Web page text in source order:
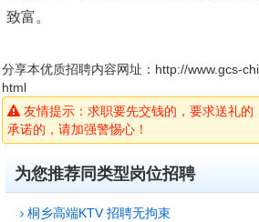
致富。
分享本优质招聘内容网址： http://www.gcs-
html
友情提示：求职要先交钱的，要求送礼
承诺的，请加强警惕心！
为您推荐同类型岗位招聘
桐乡高端KTV 招聘无拘束